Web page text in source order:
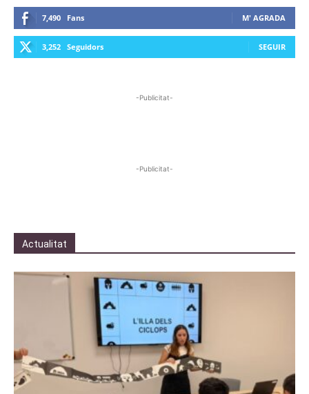
7,490 Fans M' AGRADA
3,252 Seguidors SEGUIR
-Publicitat-
-Publicitat-
Actualitat